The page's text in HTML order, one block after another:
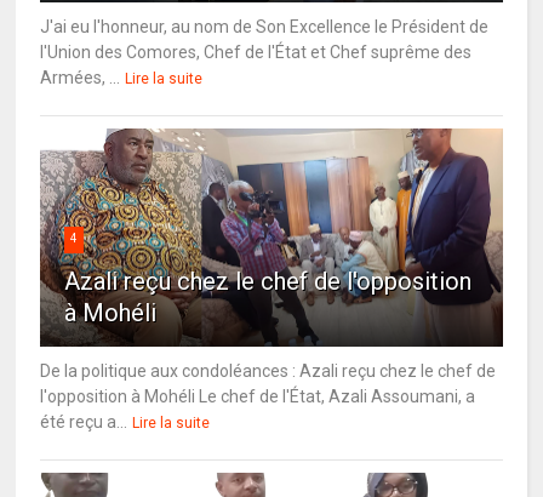
J'ai eu l'honneur, au nom de Son Excellence le Président de
l'Union des Comores, Chef de l'État et Chef suprême des
Armées, ...
Lire la suite
4
Azali reçu chez le chef de l'opposition
à Mohéli
De la politique aux condoléances : Azali reçu chez le chef de
l'opposition à Mohéli Le chef de l'État, Azali Assoumani, a
été reçu a...
Lire la suite